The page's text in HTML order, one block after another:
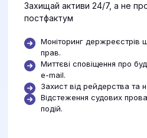
Захищай активи 24/7, а не
постфактум
Моніторинг держреєстрів
прав.
Миттєві сповіщення про
e-mail.
Захист від рейдерства та
Відстеження судових
подій.